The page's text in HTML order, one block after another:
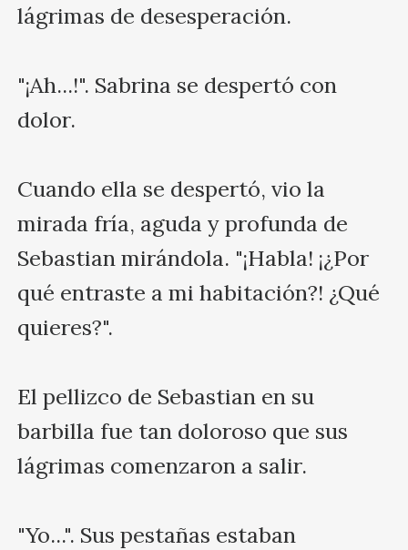
lágrimas de desesperación.
"¡Ah...!". Sabrina se despertó con
dolor.
Cuando ella se despertó, vio la
mirada fría, aguda y profunda de
Sebastian mirándola. "¡Habla! ¡¿Por
qué entraste a mi habitación?! ¿Qué
quieres?".
El pellizco de Sebastian en su
barbilla fue tan doloroso que sus
lágrimas comenzaron a salir.
"Yo...". Sus pestañas estaban